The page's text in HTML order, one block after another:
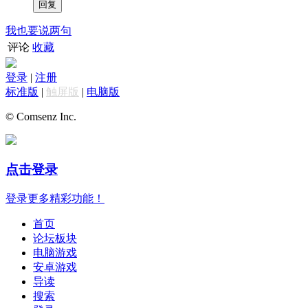
我也要说两句
评论 收藏
登录 | 注册
标准版 | 触屏版 | 电脑版
© Comsenz Inc.
点击登录
登录更多精彩功能！
首页
论坛板块
电脑游戏
安卓游戏
导读
搜索